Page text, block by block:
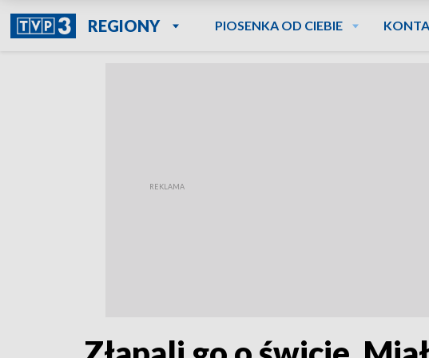
REGIONY PIOSENKA OD CIEBIE